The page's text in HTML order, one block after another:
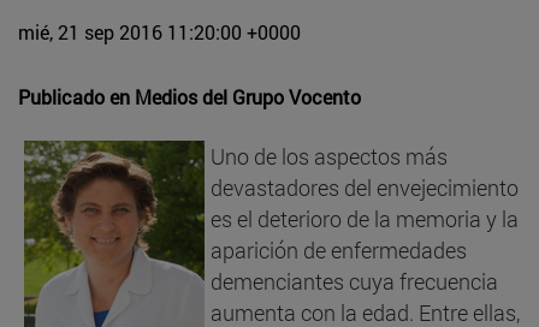
mié, 21 sep 2016 11:20:00 +0000
Publicado en Medios del Grupo Vocento
Uno de los aspectos más
devastadores del envejecimiento
es el deterioro de la memoria y la
aparición de enfermedades
demenciantes cuya frecuencia
aumenta con la edad. Entre ellas,